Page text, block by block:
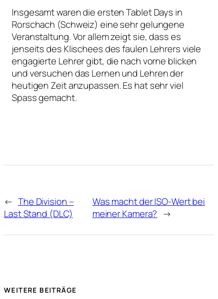
Insgesamt waren die ersten Tablet Days in
Rorschach (Schweiz) eine sehr gelungene
Veranstaltung. Vor allem zeigt sie, dass es
jenseits des Klischees des faulen Lehrers viele
engagierte Lehrer gibt, die nach vorne blicken
und versuchen das Lernen und Lehren der
heutigen Zeit anzupassen. Es hat sehr viel
Spass gemacht.
← The Division –
Last Stand (DLC)
Was macht der ISO-Wert bei
meiner Kamera? →
WEITERE BEITRÄGE